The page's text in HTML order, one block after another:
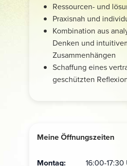
Ressourcen- und
Praxisnah und
Kombination aus
Denken und
Zusammenhängen
Schaffung eines
geschützten
Meine Öffnungszeiten
Tag
Zeitfenster
Montag: 16:00-17:30